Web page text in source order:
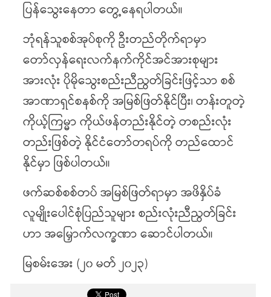
ပြန်သွေးနေတာ တွေ့နေရပါတယ်။
ဘုံရန်သူစစ်အုပ်စုကို ဦးတည်တိုက်ရာမှာ
တော်လှန်ရေးလက်နက်ကိုင်အင်အားစုများ
အားလုံး ပိုမိုသွေးစည်းညီညွတ်ခြင်းဖြင့်သာ စစ်
အာဏာရှင်စနစ်ကို အမြစ်ဖြတ်နိုင်ပြီး၊ တန်းတူတဲ့
ကိုယ့်ကြမ္မာ ကိုယ်ဖန်တည်းနိုင်တဲ့ တစည်းလုံး
တည်းဖြစ်တဲ့ နိုင်ငံတော်တရပ်ကို တည်ထောင်
နိုင်မှာ ဖြစ်ပါတယ်။
ဖက်ဆစ်စစ်တပ် အမြစ်ဖြတ်ရာမှာ အဖိနှိပ်ခံ
လူမျိုးပေါင်စုံပြည်သူများ စည်းလုံးညီညွတ်ခြင်း
ဟာ အမြှောက်လက္ခဏာ ဆောင်ပါတယ်။
မြစမ်းအေး (၂၀ မတ် ၂၀၂၃)